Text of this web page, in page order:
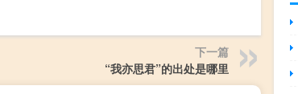
下一篇
“我亦思君”的出处是哪里